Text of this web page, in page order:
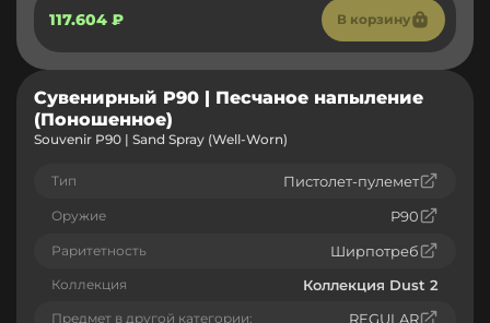
117.604 ₽ В корзину
Сувенирный P90 | Песчаное напыление
(Поношенное)
Souvenir P90 | Sand Spray (Well-Worn)
Тип Пистолет-пулемет
Оружие P90
Раритетность Ширпотреб
Коллекция Коллекция Dust 2
Предмет в другой категории: REGULAR